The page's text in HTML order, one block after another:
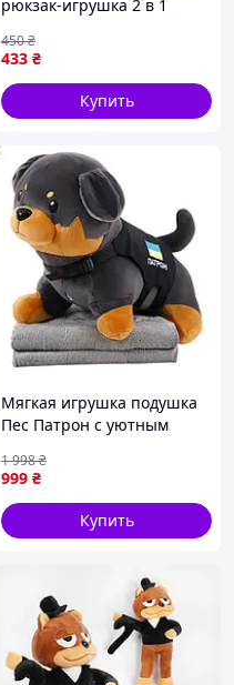
рюкзак-игрушка 2 в 1
433 ₴
450₴
Купить
Мягкая игрушка подушка
Пес Патрон с уютным
и коричневый цвет
999 ₴
1 998₴
Купить